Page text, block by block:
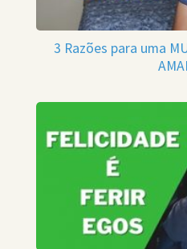
3 Razões para uma